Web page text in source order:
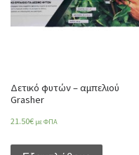
Δετικό φυτών – αμπελιού
Grasher
21.50€ με ΦΠΑ